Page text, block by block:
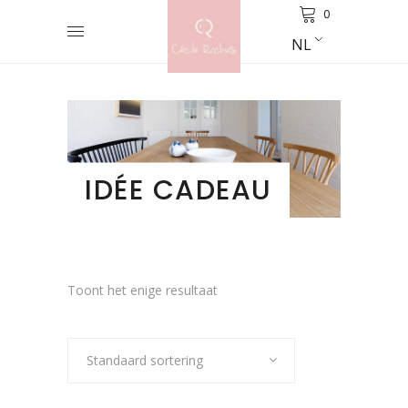
0
NL
IDÉE CADEAU
Toont het enige resultaat
Standaard sortering